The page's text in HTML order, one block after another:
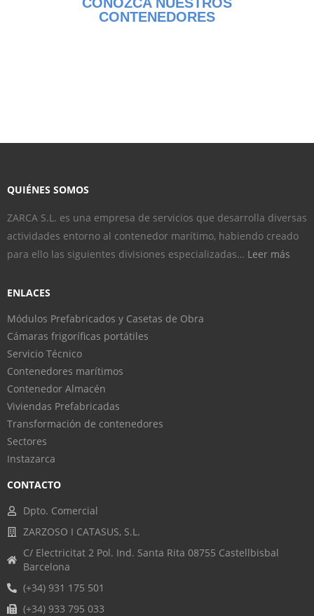
CONOZCA NUESTROS
CONTENEDORES
QUIÉNES SOMOS
ZARCA S.L. es una empresa de servicios que desarrolla diversas
actividades entorno al contenedor marítimo, habiendo creado
para ello las siguientes divisiones especializadas… Leer más
ENLACES
Módulos Prefabricados y Casetas de Obra
Cámaras frigoríficas portátiles
Servicio Técnico
Contenedores marítimos
Contenedor Almacén
Viviendas Prefabricadas
Transformación de contenedores
Sectores
Instazarca
CONTACTO
Dpto. Comercial
ZARZOSO I CATASUS, S.L.
C/ Electricitat 2 Pol. Ind. Santa Rita 08755 Castellbisbal
Barcelona
(+34) 931 175 501
(+34) 933 795 033